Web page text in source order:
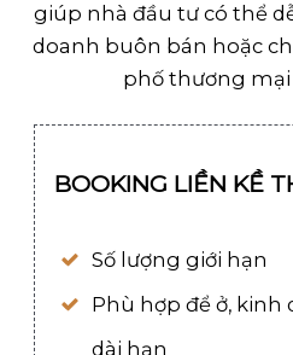
giúp nhà đầu tư có thể
doanh buôn bán hoặc
phố thương
BOOKING LIỀN KỀ
Số lượng giới hạn
Phù hợp để ở, kinh
dài hạn